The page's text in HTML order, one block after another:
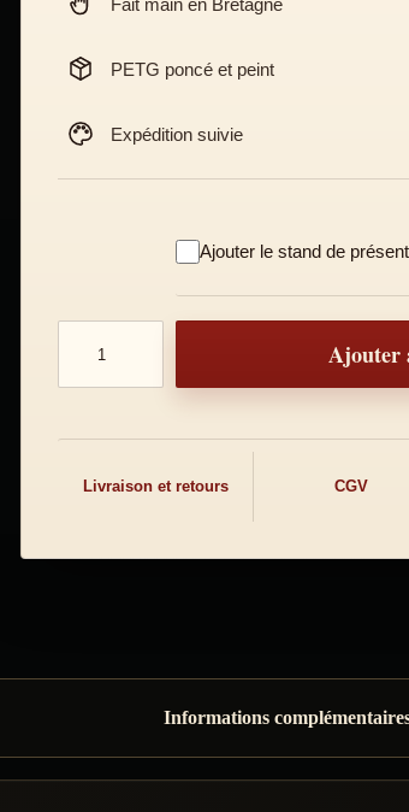
PETG poncé et peint
Expédition suivie
Ajouter le stand de
quantité de Demi-masque Tengu à long
Ajouter
Livraison et retours CGV
Informations